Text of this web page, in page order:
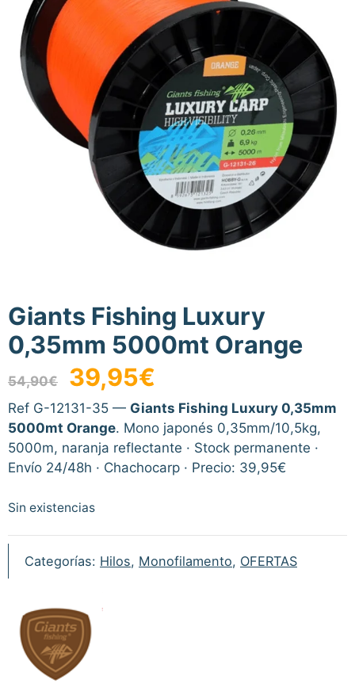
Giants Fishing Luxury
0,35mm 5000mt Orange
54,90€
El
precio
original
era:
54,90€.
39,95€
actual
es:
39,95€.
Ref G-12131-35 — Giants Fishing Luxury 0,35mm
5000mt Orange. Mono japonés 0,35mm/10,5kg,
5000m, naranja reflectante · Stock permanente ·
Envío 24/48h · Chachocarp · Precio: 39,95€
Sin existencias
Categorías: Hilos, Monofilamento, OFERTAS